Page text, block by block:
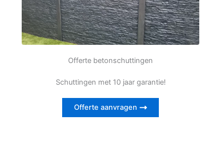
Offerte betonschuttingen
Schuttingen met 10 jaar garantie!
Offerte aanvragen